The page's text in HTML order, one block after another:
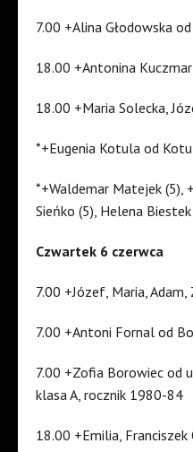
7.00 +Alina Głodowska
18.00 +Antonina
18.00 +Maria Solecka,
*+Eugenia Kotula od
*+Waldemar Matejek (5),
Sieńko (5), Helena Biestek
Czwartek 6 czerwca
7.00 +Józef, Maria, Adam,
7.00 +Antoni Fornal od
7.00 +Zofia Borowiec od
klasa A, rocznik 1980-84
18.00 +Emilia, Franciszek